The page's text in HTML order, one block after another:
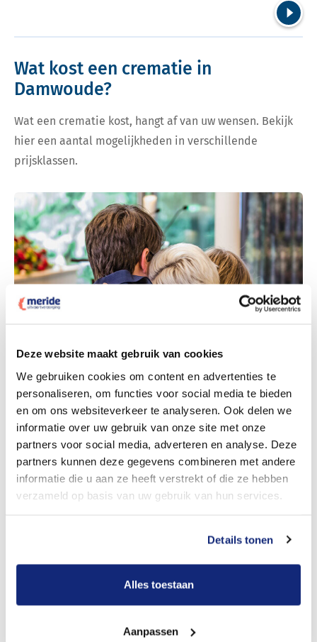
Deze website maakt gebruik van cookies
We gebruiken cookies om content en advertenties te
personaliseren, om functies voor social media te bieden
en om ons websiteverkeer te analyseren. Ook delen we
informatie over uw gebruik van onze site met onze
partners voor social media, adverteren en analyse. Deze
partners kunnen deze gegevens combineren met andere
informatie die u aan ze heeft verstrekt of die ze hebben
verzameld op basis van uw gebruik van hun services.
Details tonen
Alles toestaan
Aanpassen
Wat kost een crematie in
Damwoude?
Wat een crematie kost, hangt af van uw wensen. Bekijk
hier een aantal mogelijkheden in verschillende
prijsklassen.
Dit kost een crematie
Bekijk tarieven voor crematie
Bekijk tarieven voor begrafenis